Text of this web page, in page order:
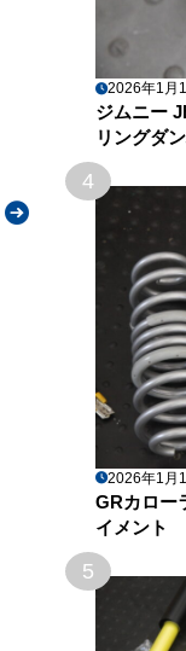
2026年1月
ジムニー
リングダ
4
2026年1月
GRカロー
イメント
5